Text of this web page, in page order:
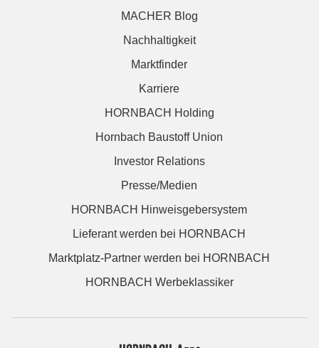
MACHER Blog
Nachhaltigkeit
Marktfinder
Karriere
HORNBACH Holding
Hornbach Baustoff Union
Investor Relations
Presse/Medien
HORNBACH Hinweisgebersystem
Lieferant werden bei HORNBACH
Marktplatz-Partner werden bei HORNBACH
HORNBACH Werbeklassiker